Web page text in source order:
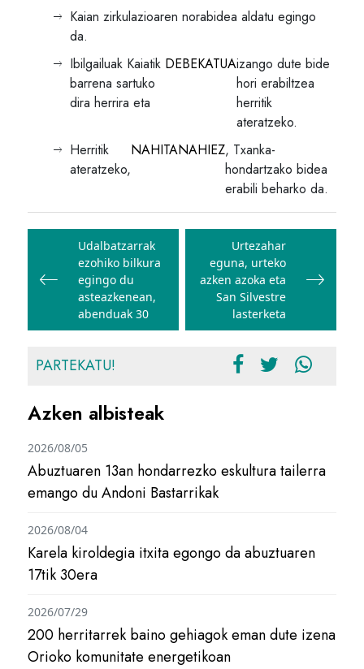
Kaian zirkulazioaren norabidea aldatu egingo
da.
Ibilgailuak Kaiatik
barrena sartuko
dira herrira eta
DEBEKATUAizango dute bide
hori erabiltzea
herritik
ateratzeko.
Herritik
ateratzeko,
NAHITANAHIEZ, Txanka-
hondartzako bidea
erabili beharko da.
Bidalketetan
zehar
nabigatu
Udalbatzarrak
ezohiko bilkura
egingo du
asteazkenean,
abenduak 30
Urtezahar
eguna, urteko
azken azoka eta
San Silvestre
lasterketa
PARTEKATU!
Azken albisteak
Abuztuaren 13an hondarrezko eskultura tailerra
emango du Andoni Bastarrikak
2026/08/05
Karela kiroldegia itxita egongo da abuztuaren
17tik 30era
2026/08/04
200 herritarrek baino gehiagok eman dute izena
Orioko komunitate energetikoan
2026/07/29